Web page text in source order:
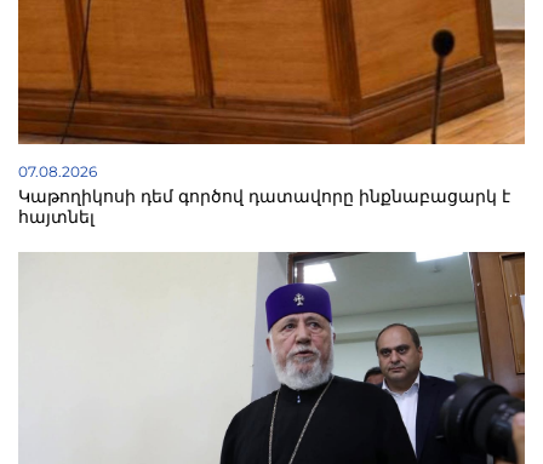
07.08.2026
Կաթողիկոսի դեմ գործով դատավորը ինքնաբացարկ է
հայտնել